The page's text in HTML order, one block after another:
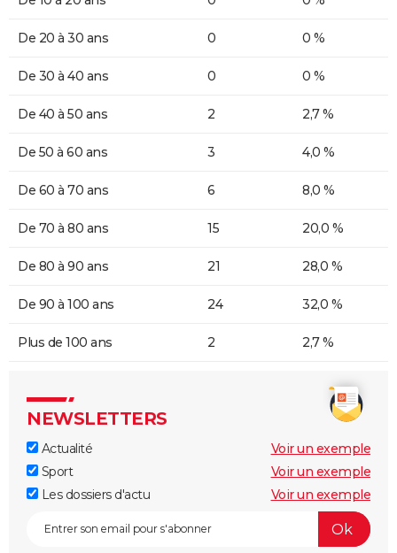
De 20 à 30 ans 0 0 %
De 30 à 40 ans 0 0 %
De 40 à 50 ans 2 2,7 %
De 50 à 60 ans 3 4,0 %
De 60 à 70 ans 6 8,0 %
De 70 à 80 ans 15 20,0 %
De 80 à 90 ans 21 28,0 %
De 90 à 100 ans 24 32,0 %
Plus de 100 ans 2 2,7 %
NEWSLETTERS
Actualité
Voir un exemple
Sport
Voir un exemple
Les dossiers d'actu
Voir un exemple